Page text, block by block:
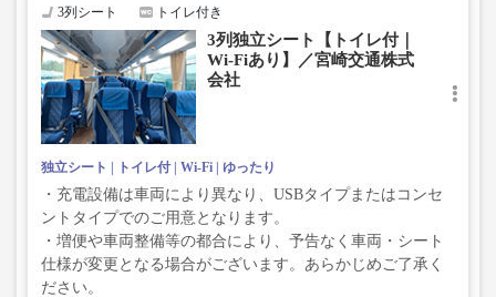
3列シート トイレ付き
3列独立シート【トイレ付｜
Wi-Fiあり】／宮崎交通株式
会社
独立シート トイレ付 Wi-Fi ゆったり
・充電設備は車両により異なり、USBタイプまたはコンセ
ントタイプでのご用意となります。
・増便や車両整備等の都合により、予告なく車両・シート
仕様が変更となる場合がございます。あらかじめご了承く
ださい。